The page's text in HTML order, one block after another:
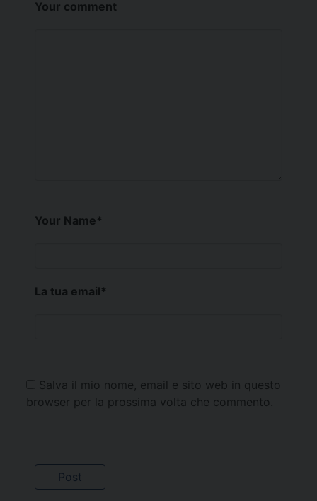
Your comment
Your Name*
La tua email*
Salva il mio nome, email e sito web in questo
browser per la prossima volta che commento.